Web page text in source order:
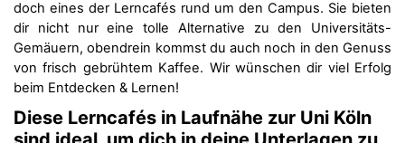
doch eines der Lerncafés rund um den Campus. Sie bieten
dir nicht nur eine tolle Alternative zu den Universitäts-
Gemäuern, obendrein kommst du auch noch in den Genuss
von frisch gebrühtem Kaffee. Wir wünschen dir viel Erfolg
beim Entdecken & Lernen!
Diese Lerncafés in Laufnähe zur Uni Köln